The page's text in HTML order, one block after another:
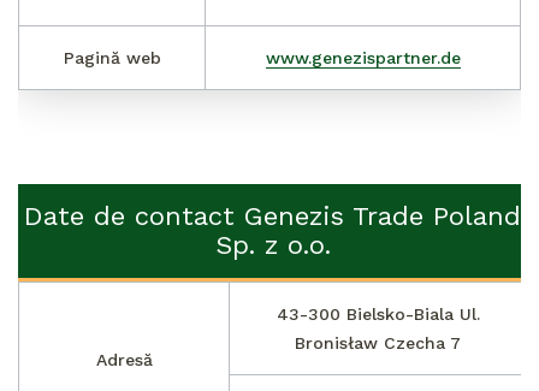
Pagină web www.genezispartner.de
Date de contact Genezis Trade Poland
Sp. z o.o.
Adresă
43-300 Bielsko-Biala Ul.
Bronisław Czecha 7